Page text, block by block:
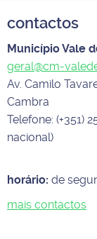
contactos
Município Vale
geral@cm-
Av. Camilo
Cambra
Telefone: (+351)
nacional)
horário: de
mais contactos